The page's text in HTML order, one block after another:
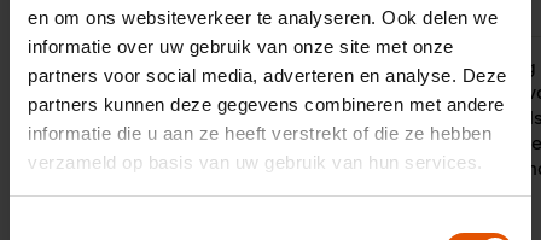
en om ons websiteverkeer te analyseren. Ook delen we
informatie over uw gebruik van onze site met onze
partners voor social media, adverteren en analyse. Deze
partners kunnen deze gegevens combineren met andere
informatie die u aan ze heeft verstrekt of die ze hebben
verzameld op basis van uw gebruik van hun services.
Inmiddels komt mijn derde auto via
tevreden! De service is goed en ik
vond het zelfs gezellig om samen de
verschillende mogelijkheden te
bespreken.
Zeer
met Victor
ontpopte
open
aan de